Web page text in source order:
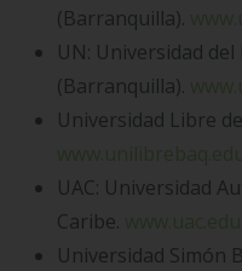
(Barranquilla).
UN: Universidad
(Barranquilla).
Universidad Libre
UAC: Universidad
Caribe.
Universidad Simón